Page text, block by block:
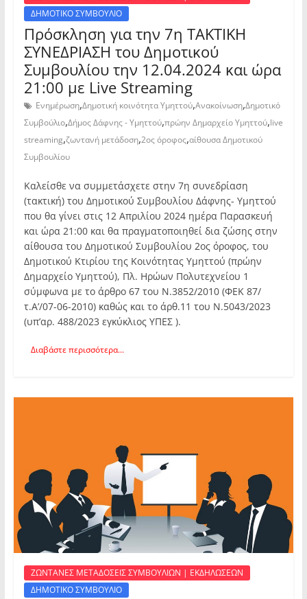
ΔΗΜΟΤΙΚΟ ΣΥΜΒΟΥΛΙΟ
Πρόσκληση για την 7η ΤΑΚΤΙΚΗ
ΣΥΝΕΔΡΙΑΣΗ του Δημοτικού
Συμβουλίου την 12.04.2024 και ώρα
21:00 με Live Streaming
Ενημέρωση,Δημοτική κοινότητα Υμηττού,Ανακοίνωση,Δημοτικό
Συμβούλιο,Δήμος Δάφνης - Υμηττού,πρώην Δημαρχείο Υμηττού,live
streaming,ζωντανή μετάδοση,2ος όροφος,αίθουσα Δημοτικού
Συμβουλίου
Καλείσθε να συμμετάσχετε στην 7η συνεδρίαση
(τακτική) του Δημοτικού Συμβουλίου Δάφνης- Υμηττού
που θα γίνει στις 12 Απριλίου 2024 ημέρα Παρασκευή
και ώρα 21:00 και θα πραγματοποιηθεί δια ζώσης στην
αίθουσα του Δημοτικού Συμβουλίου 2ος όροφος, του
Δημοτικού Κτιρίου της Κοινότητας Υμηττού (πρώην
Δημαρχείο Υμηττού), Πλ. Ηρώων Πολυτεχνείου 1
σύμφωνα με το άρθρο 67 του Ν.3852/2010 (ΦΕΚ 87/
τ.Α’/07-06-2010) καθώς και το άρθ.11 του Ν.5043/2023
(υπ’αρ. 488/2023 εγκύκλιος ΥΠΕΣ ).
Διαβάστε περισσότερα...
ΖΩΝΤΑΝΕΣ ΜΕΤΑΔΟΣΕΙΣ ΣΥΜΒΟΥΛΙΩΝ | ΕΚΔΗΛΩΣΕΩΝ
ΔΗΜΟΤΙΚΟ ΣΥΜΒΟΥΛΙΟ